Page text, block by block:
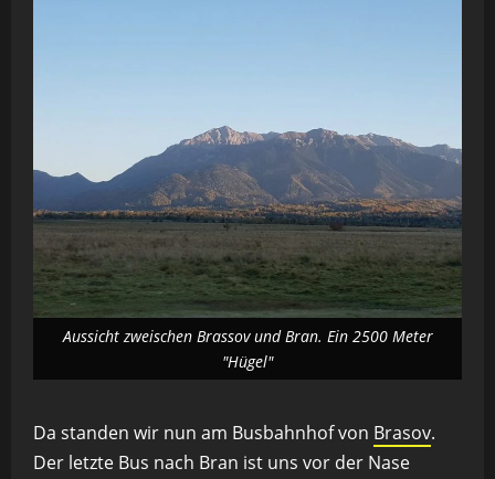
Aussicht zweischen Brassov und Bran. Ein 2500 Meter
"Hügel"
Da standen wir nun am Busbahnhof von Brasov.
Der letzte Bus nach Bran ist uns vor der Nase